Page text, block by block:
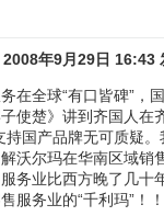
万美元，是其
公、私立学校，成
色州念大学。他还
一定比例捐作奖学
生。
2008年9月29日 16:43
在全球“有口皆碑”，
使楚》讲到齐国人在
持国产品牌无可质疑
沃尔玛在华南区域销
务业比西方晚了几十
服务业的“千利玛”！！